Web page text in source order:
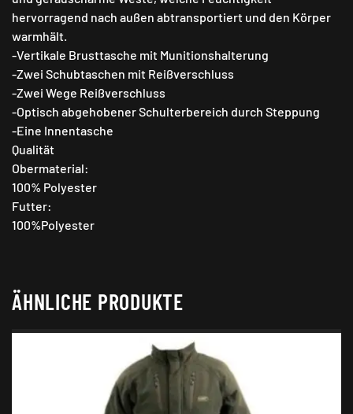
hervorragend nach außen abtransportiert und den Körper
warmhält.
-Vertikale Brusttasche mit Munitionshalterung
-Zwei Schubtaschen mit Reißverschluss
-Zwei Wege Reißverschluss
-Optisch abgehobener Schulterbereich durch Steppung
-Eine Innentasche
Qualität
Obermaterial:
100% Polyester
Futter:
100%Polyester
ÄHNLICHE PRODUKTE